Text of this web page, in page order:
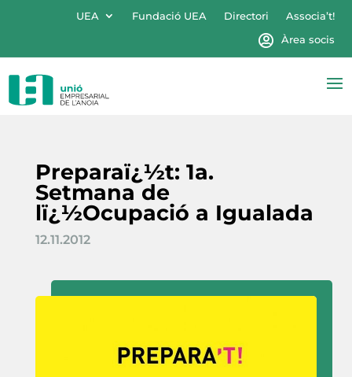
UEA Fundació UEA Directori
Associa’t!
Àrea socis
Preparaï¿½t: 1a.
Setmana de
lï¿½Ocupació a Igualada
12.11.2012